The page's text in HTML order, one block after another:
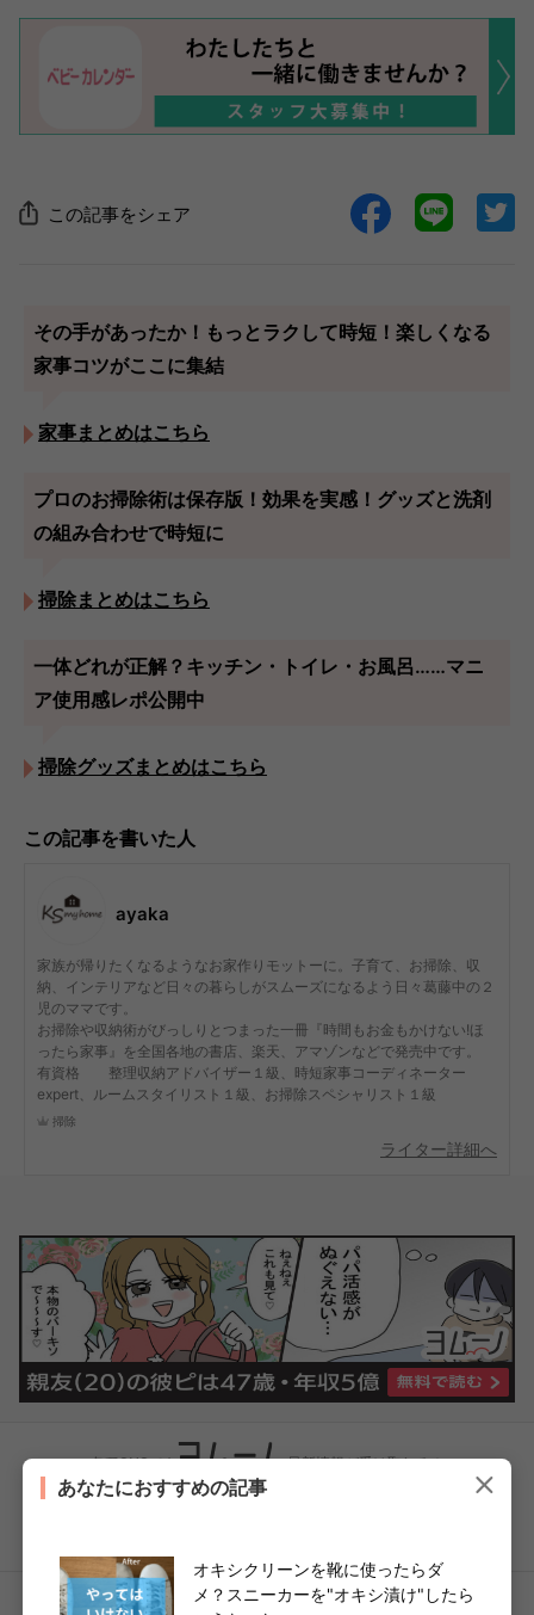
この記事をシェア
その手があったか！もっとラクして時短！楽しくなる
家事コツがここに集結
家事まとめはこちら
プロのお掃除術は保存版！効果を実感！グッズと洗剤
の組み合わせで時短に
掃除まとめはこちら
一体どれが正解？キッチン・トイレ・お風呂……マニ
ア使用感レポ公開中
掃除グッズまとめはこちら
この記事を書いた人
ayaka
家族が帰りたくなるようなお家作りモットーに。子育て、お掃除、収
納、インテリアなど日々の暮らしがスムーズになるよう日々葛藤中の２
児のママです。
お掃除や収納術がびっしりとつまった一冊『時間もお金もかけない!ほ
ったら家事』を全国各地の書店、楽天、アマゾンなどで発売中です。
有資格 整理収納アドバイザー１級、時短家事コーディネーター
expert、ルームスタイリスト１級、お掃除スペシャリスト１級
掃除
ライター詳細へ
あなたにおすすめの記事
オキシクリーンを靴に使ったらダ
メ？スニーカーを"オキシ漬け"したら
各種SNSでも の最新情報が受け取れる！